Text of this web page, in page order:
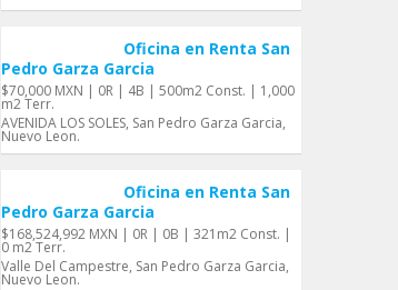
Oficina en Renta San
Pedro Garza Garci­a
$70,000 MXN | 0R | 4B | 500m2 Const. | 1,000
m2 Terr.
AVENIDA LOS SOLES, San Pedro Garza Garci­a,
Nuevo Leon.
Oficina en Renta San
Pedro Garza Garci­a
$168,524,992 MXN | 0R | 0B | 321m2 Const. |
0 m2 Terr.
Valle Del Campestre, San Pedro Garza Garci­a,
Nuevo Leon.